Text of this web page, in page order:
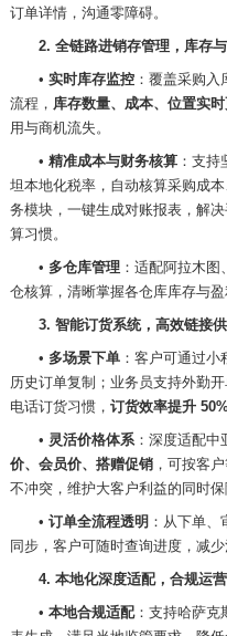
订单详情，沟通零障碍。
2. 全链路进销存管理，库存
• 实时库存监控：覆盖采购入
流程， 库存数量、成本、位置实
用与商机流失。
• 精准成本与财务核算：支持
坦本地化税率，自动核算采购成
务模块，一键生成对账报表，解
算习惯。
• 多仓库管理：适配阿拉木图
仓核算，清晰掌握各仓库库存与盈
3. 智能订货系统，高效链接
• 多场景下单：客户可通过小
历史订单复制；业务员支持外勤
电话订货习惯， 订货效率提升
• 灵活价格体系：深度适配中
价、会员价、搭赠促销，可按客
不冲突，维护大客户利益的同时保
• 订单全流程透明 ：从下单
同步，客户可随时查询进度，减
4. 本地化深度适配，合规运
• 本地合规适配：支持哈萨克